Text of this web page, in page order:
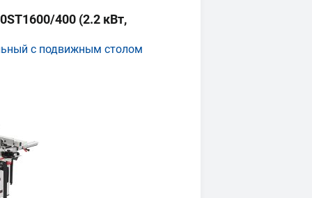
400 (2.2 кВт,
с подвижным столом